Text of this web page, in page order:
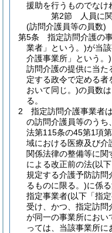
援助を行うものでなけ
第2節
人員に
(訪問介護員等の員数)
第5条
指定訪問介護の
業者」という。)が当
介護事業所」という。)
訪問介護の提供に当た
定する政令で定める者
おいて同じ。)の員数
る。
2
指定訪問介護事業者
の訪問介護員等のうち
法第115条の45第1項
域における医療及び介
関係法律の整備等に関
による改正前の法(以
規定する介護予防訪問
るものに限る。)に係
指定事業者(以下「指
受け、かつ、指定訪問
が同一の事業所におい
っては、当該事業所